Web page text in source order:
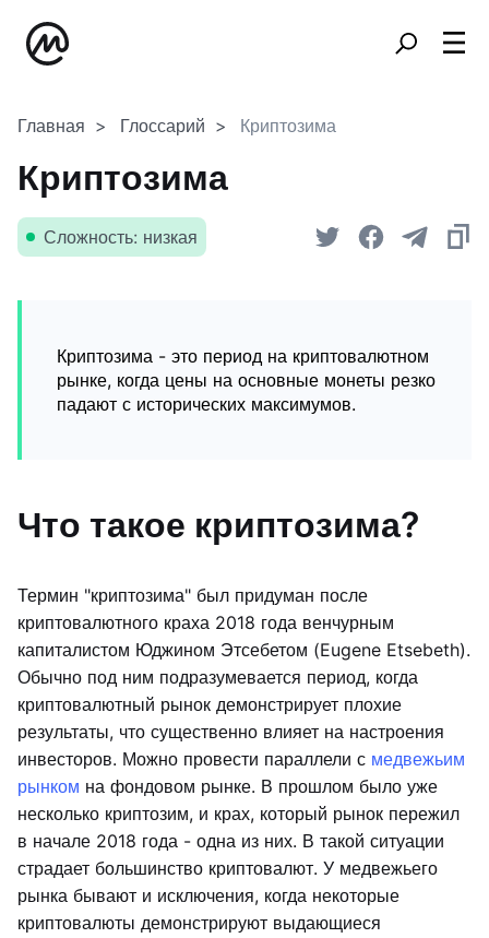
Главная Глоссарий Криптозима
Криптозима
Сложность: низкая
Криптозима - это период на криптовалютном
рынке, когда цены на основные монеты резко
падают с исторических максимумов.
Что такое криптозима?
Термин "криптозима" был придуман после
криптовалютного краха 2018 года венчурным
капиталистом Юджином Этсебетом (Eugene Etsebeth).
Обычно под ним подразумевается период, когда
криптовалютный рынок демонстрирует плохие
результаты, что существенно влияет на настроения
инвесторов. Можно провести параллели с медвежьим
рынком на фондовом рынке. В прошлом было уже
несколько криптозим, и крах, который рынок пережил
в начале 2018 года - одна из них. В такой ситуации
страдает большинство криптовалют. У медвежьего
рынка бывают и исключения, когда некоторые
криптовалюты демонстрируют выдающиеся